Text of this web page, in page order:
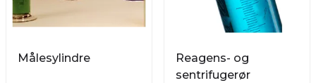
Målesylindre
Reagens- og
sentrifugerør